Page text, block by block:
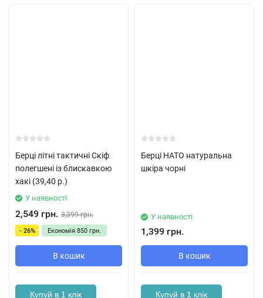
Берці літні тактичні Скіф
полегшені із блискавкою
хакі (39,40 р.)
У наявності
2,549 грн. 3,399 грн.
- 26% Економія 850 грн.
В кошик
Купуй в 1 клік
Берці НАТО натуральна
шкіра чорні
У наявності
1,399 грн.
В кошик
Купуй в 1 клік